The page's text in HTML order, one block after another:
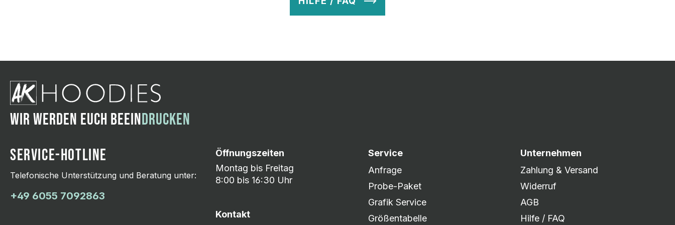
Wir ändern das Motiv so lange ab, bis Ihr zu 100% zufrieden seid. Danach wird es zum Druck freigegeben und die
WIR WERDEN EUCH BEEINDRUCKEN
SERVICE-HOTLINE
Telefonische Unterstützung und Beratung unter:
+49 6055 7092863
Öffnungszeiten
Montag bis Freitag
8:00 bis 16:30 Uhr
Kontakt
Service
Anfrage
Probe-Paket
Grafik Service
Größentabelle
Unternehmen
Zahlung & Versand
Widerruf
AGB
Hilfe / FAQ